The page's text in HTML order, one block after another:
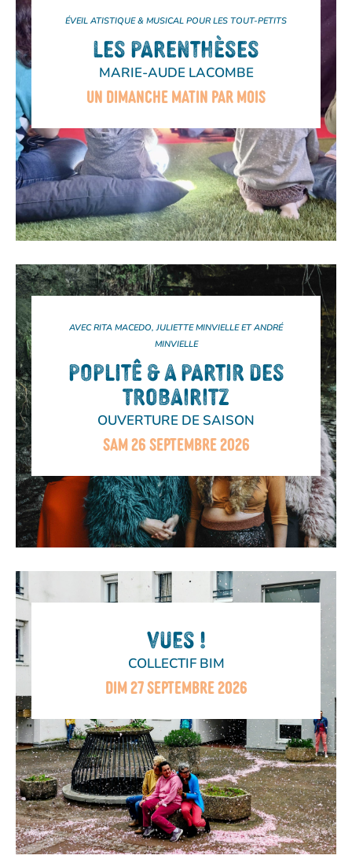
ÉVEIL ATISTIQUE & MUSICAL POUR LES TOUT-PETITS
LES PARENTHÈSES
MARIE-AUDE LACOMBE
UN DIMANCHE MATIN PAR MOIS
AVEC RITA MACEDO, JULIETTE MINVIELLE ET ANDRÉ
MINVIELLE
POPLITÊ & A PARTIR DES
TROBAIRITZ
OUVERTURE DE SAISON
SAM 26 SEPTEMBRE 2026
VUES !
COLLECTIF BIM
DIM 27 SEPTEMBRE 2026